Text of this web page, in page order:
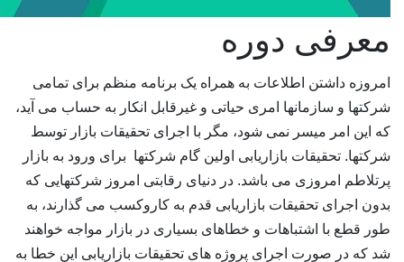
دوره
داشتن اطلاعات به همراه یک برنامه منظم برای تمامی
و سازمانها امری حیاتی و غیرقابل انکار به حساب می آید،
این امر میسر نمی شود، مگر با اجرای تحقیقات بازار توسط
تحقیقات بازاریابی اولین گام شرکتها برای ورود به بازار
امروزی می باشد. در دنیای رقابتی امروز شرکتهایی که
اجرای تحقیقات بازاریابی قدم به کاروکسب می گذارند، به
قطع با اشتباهات و خطاهای بسیاری در بازار مواجه خواهند
که در صورت اجرای پروژه های تحقیقات بازاریابی این خطا به